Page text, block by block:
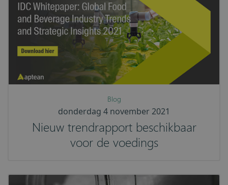
Blog
donderdag 4 november 2021
Nieuw trendrapport beschikbaar
voor de voedings